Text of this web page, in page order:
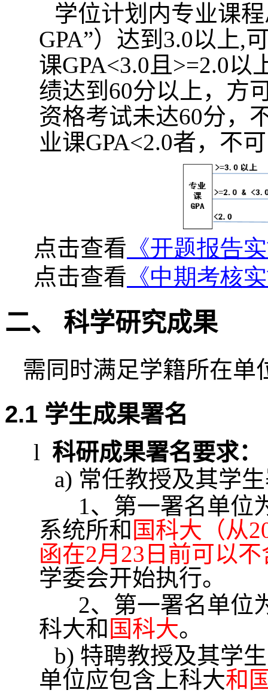
学位计划内专业课
GPA”）达到 3.0以上,
课GPA<3.0 且 >=2.0以
绩达到 60分以上，方
资格考试未达60分，
业课GPA<2.0者，不
点击查看 《开题报告
点击查看 《中期考核
二、 科学研究成果
需同时满足学籍所在
2.1 学生成果署名
l 科研成果署名要求：
a) 常任教授及其学
1、第一署名单位
系统所和 国科大（从
函在2月 23 日前可以
学委会开始执行。
2、第一署名单位
科大和 国科大。
b) 特聘教授及其学
单位应包含上科大和